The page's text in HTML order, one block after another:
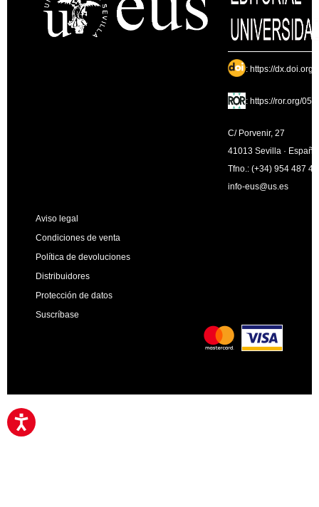
: https://dx.doi.org/
: https://ror.org/
C/ Porvenir, 27
41013 Sevilla · España
Tfno.: (+34) 954 487
info-eus@us.es
Aviso legal
Condiciones de venta
Política de devoluciones
Distribuidores
Protección de datos
Suscríbase